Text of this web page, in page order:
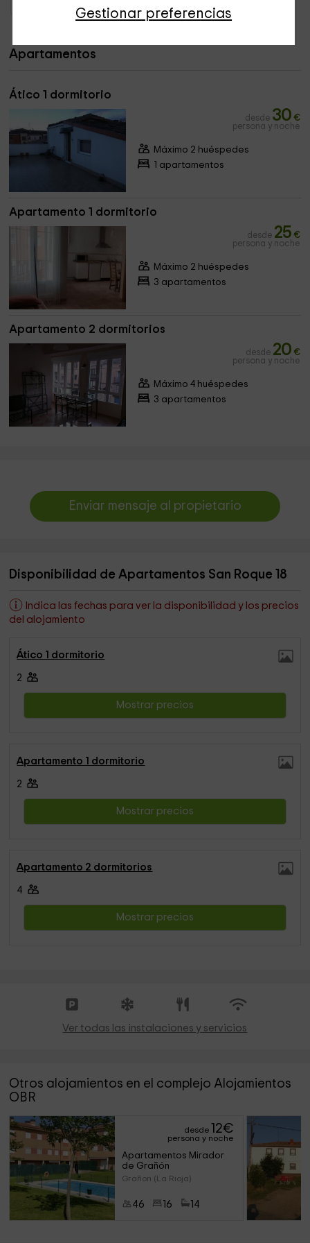
Gestionar preferencias
Apartamentos
Ático 1 dormitorio
desde 30 €
persona y noche
Máximo 2 huéspedes
1 apartamentos
Apartamento 1 dormitorio
desde 25 €
persona y noche
Máximo 2 huéspedes
3 apartamentos
Apartamento 2 dormitorios
desde 20 €
persona y noche
Máximo 4 huéspedes
3 apartamentos
Enviar mensaje al propietario
Disponibilidad de Apartamentos San Roque 18
Indica las fechas para ver la disponibilidad y los precios
del alojamiento
Ático 1 dormitorio
2
Mostrar precios
Apartamento 1 dormitorio
2
Mostrar precios
Apartamento 2 dormitorios
4
Mostrar precios
Ver todas las instalaciones y servicios
Otros alojamientos en el complejo Alojamientos
OBR
desde 12€
persona y noche
Apartamentos Mirador
de Grañón
Grañon (La Rioja)
46 16 14